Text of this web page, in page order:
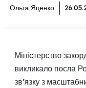
Ольга Яценко
Міністерство
викликало посла
зв’язку з